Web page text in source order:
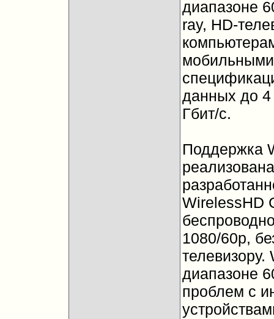
диапазоне
ray, HD-
мобильными
данных до 4
Гбит/с.
Поддержка
WirelessHD
1080/60p,
диапазоне
проблем с